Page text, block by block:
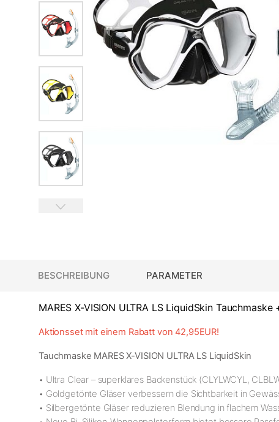
BESCHREIBUNG PARAMETER
MARES X-VISION ULTRA LS LiquidSkin
Aktionsset mit einem Rabatt von 42,95EUR!
Tauchmaske MARES X-VISION ULTRA LS LiquidSkin
• Ultra Clear – superklares Backenstück (CLYLWCYL,
• Goldgetönte Gläser verbessern die Sichtbarkeit in
• Silbergetönte Gläser reduzieren Blendung in flachem